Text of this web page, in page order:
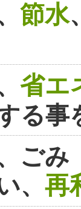
節水、
省エ
る事
ごみ
、 再